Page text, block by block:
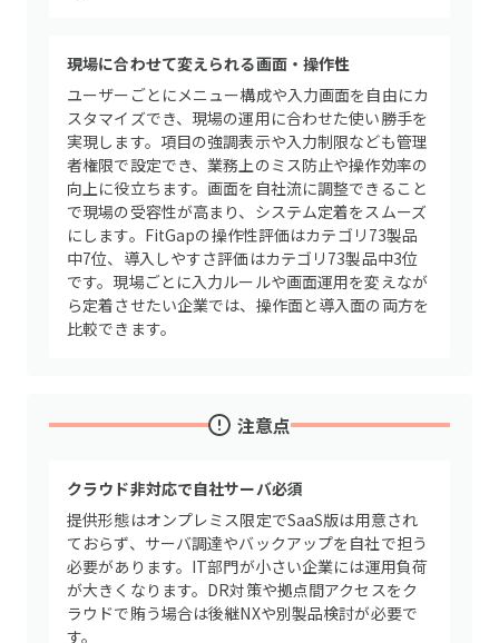
現場に合わせて変えられる画面・操作性
ユーザーごとにメニュー構成や入力画面を自由にカ
スタマイズでき、現場の運用に合わせた使い勝手を
実現します。項目の強調表示や入力制限なども管理
者権限で設定でき、業務上のミス防止や操作効率の
向上に役立ちます。画面を自社流に調整できること
で現場の受容性が高まり、システム定着をスムーズ
にします。FitGapの操作性評価はカテゴリ73製品
中7位、導入しやすさ評価はカテゴリ73製品中3位
です。現場ごとに入力ルールや画面運用を変えなが
ら定着させたい企業では、操作面と導入面の両方を
比較できます。
注意点
クラウド非対応で自社サーバ必須
提供形態はオンプレミス限定でSaaS版は用意され
ておらず、サーバ調達やバックアップを自社で担う
必要があります。IT部門が小さい企業には運用負荷
が大きくなります。DR対策や拠点間アクセスをク
ラウドで賄う場合は後継NXや別製品検討が必要で
す。